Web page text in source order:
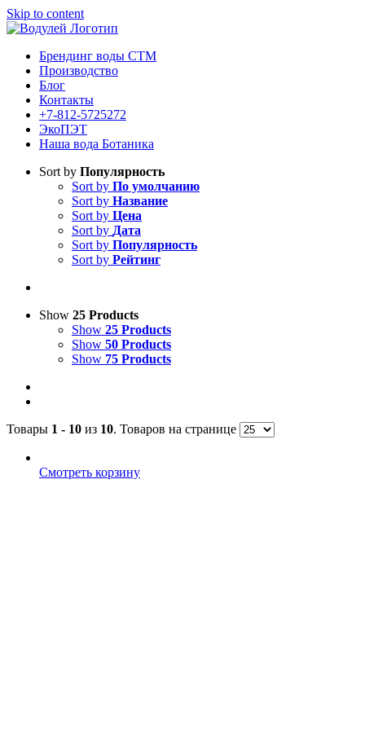
Skip to content
Брендинг воды СТМ
Производство
Блог
Контакты
+7-812-5725272
ЭкоПЭТ
Наша вода Ботаника
Sort by Популярность
Sort by По умолчанию
Sort by Название
Sort by Цена
Sort by Дата
Sort by Популярность
Sort by Рейтинг
Show 25 Products
Show 25 Products
Show 50 Products
Show 75 Products
Товары 1 - 10 из 10. Товаров на странице
Смотреть корзину